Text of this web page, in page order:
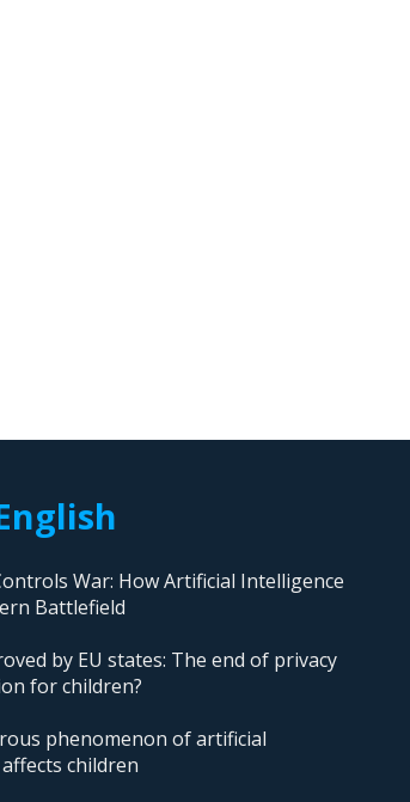
War: How Artificial Intelligence
Battlefield
by EU states: The end of privacy
for children?
phenomenon of artificial
children